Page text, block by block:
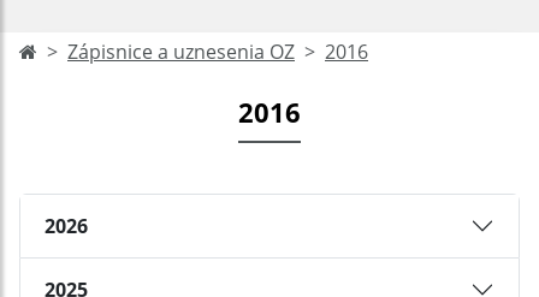
Zápisnice a uznesenia OZ 2016
2016
2026
2025